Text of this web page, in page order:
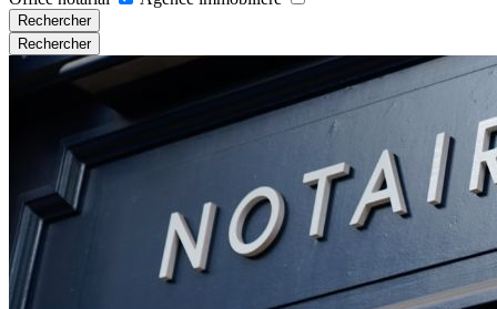
Rechercher
Rechercher